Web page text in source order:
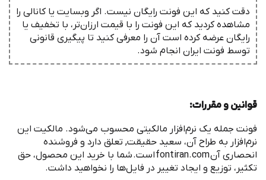
دقت کنید که این فونت رایگان نیست. اگر وبسایت یا کانالی را
مشاهده کردید که این فونت را با قیمت ارزان‌تر، با تخفیف یا
رایگان عرضه کرده است آن را معرفی کنید تا پیگیری قانونی
توسط فونت ‌ایران انجام شود.
قوانین و مقررات:
‌فونت جمله یک نرمافزار مالکیتی محسوب میشود. مالکیت این
نرمافزار به طراح آن، سعید حقیقت, تعلق دارد و فروشنده
انحصاری آنfontiran.comاست.شما با خرید این محصول، حق
تکثیر، توزیع و ایجاد تغییر در فایلها را نخواهید داشت.